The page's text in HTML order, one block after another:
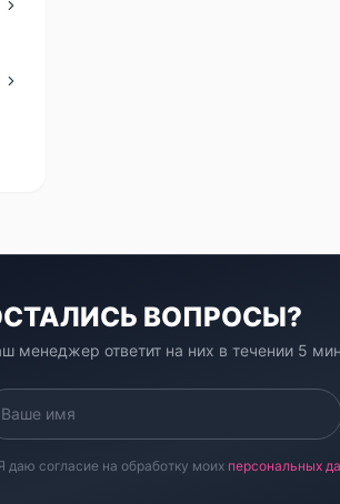
ВОПРОСЫ?
менеджер ответит на них в течении 5
даю согласие на обработку моих персональных